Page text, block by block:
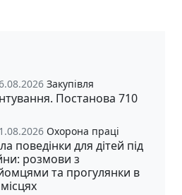
Закупівля
Постанова 710
Охорона праці
поведінки для дітей під
розмови з
та прогулянки в